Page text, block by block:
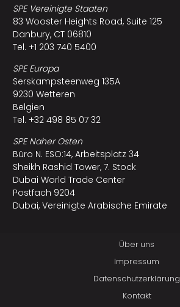
SPE Vereinigte Staaten
83 Wooster Heights Road, Suite 125
Danbury, CT 06810
Tel. +1 203 740 5400
SPE Europa
Serskampsteenweg 135A
9230 Wetteren
Belgien
Tel. +32 498 85 07 32
SPE Naher Osten
Büro N. ESO:14, Arbeitsplatz 34
Sheikh Rashid Tower, 7. Stock
Dubai World Trade Center
Postfach 9204
Dubai, Vereinigte Arabische Emirate
Über uns
Impressum
Datenschutzerklärung
Kontakt